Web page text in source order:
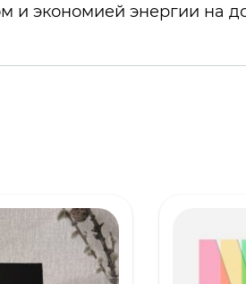
и экономией энергии на